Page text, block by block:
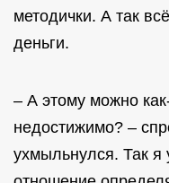
методички. А так
деньги.
– А этому можно
недостижимо? –
ухмыльнулся. Так я